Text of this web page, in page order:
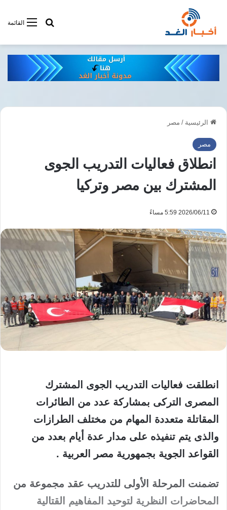
القائمةأبحت فى
الرئيسية / مصر
مصر
انطلاق فعاليات التدريب الجوى
المشترك بين مصر وتركيا
2026/06/11 5:59 مساءً
انطلقت فعاليات التدريب الجوى المشترك
المصرى التركى بمشاركة عدد من الطائرات
المقاتلة متعددة المهام من مختلف الطرازات
والذى يتم تنفيذه على مدار عدة أيام بعدد من
القواعد الجوية بجمهورية مصر العربية .
تضمنت المرحلة الأولى للتدريب عقد مجموعة من
المحاضرات النظرية لتوحيد المفاهيم القتالية